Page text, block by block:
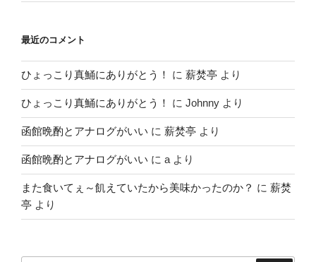
最近のコメント
ひょっこり真鯒にありがとう！ に 薪焚亭 より
ひょっこり真鯒にありがとう！ に Johnny より
函館晩酌とアナログがいい に 薪焚亭 より
函館晩酌とアナログがいい に a より
また食いてぇ～飢えていたから美味かったのか？ に 薪焚
亭 より